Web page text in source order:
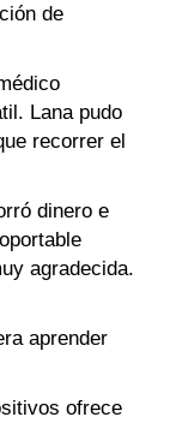
de
Lana pudo
recorrer el
dinero e
agradecida.
aprender
ofrece